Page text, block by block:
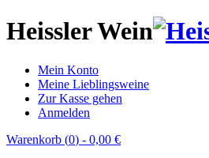
Heissler Wein
Mein Konto
Meine Lieblingsweine
Zur Kasse gehen
Anmelden
Warenkorb (0) - 0,00 €